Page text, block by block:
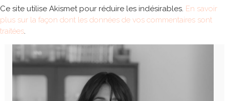
Ce site utilise Akismet pour réduire les indésirables. En savoir
plus sur la façon dont les données de vos commentaires sont
traitées.